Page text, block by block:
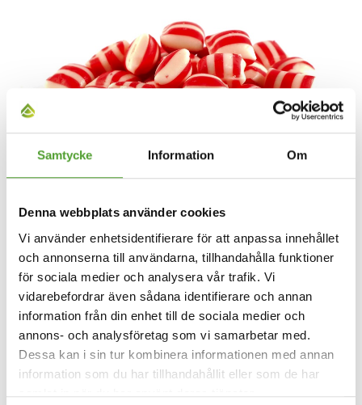
Samtycke Information Om
Denna webbplats använder cookies
Vi använder enhetsidentifierare för att anpassa innehållet
och annonserna till användarna, tillhandahålla funktioner
för sociala medier och analysera vår trafik. Vi
vidarebefordrar även sådana identifierare och annan
information från din enhet till de sociala medier och
annons- och analysföretag som vi samarbetar med.
Dessa kan i sin tur kombinera informationen med annan
information som du har tillhandahållit eller som de har
samlat in när du har använt deras tjänster.
Artikel
Med allt fler studier som avslöjar sammanhanget med
socker, fetma och karies, ser fler personer socker som
den största fienden.
Läs mer